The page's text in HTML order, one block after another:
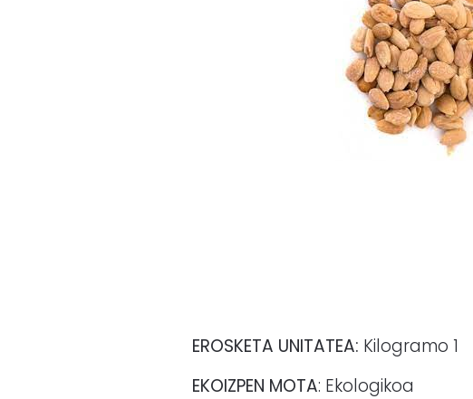
EROSKETA UNITATEA: Kilogramo 1
EKOIZPEN MOTA: Ekologikoa